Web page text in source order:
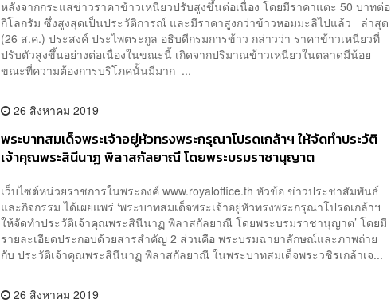
หลังจากกระแสข่าวราคาข้าวเหนียวปรับสูงขึ้นต่อเนื่อง โดยมีราคาแตะ 50 บาทต่อ
กิโลกรัม ซึ่งสูงสุดเป็นประวัติการณ์ และมีราคาสูงกว่าข้าวหอมมะลิไปแล้ว ล่าสุด
(26 ส.ค.) ประสงค์ ประไพตระกูล อธิบดีกรมการข้าว กล่าวว่า ราคาข้าวเหนียวที่
ปรับตัวสูงขึ้นอย่างต่อเนื่องในขณะนี้ เกิดจากปริมาณข้าวเหนียวในตลาดมีน้อย
ขณะที่ความต้องการบริโภคนั้นมีมาก ...
26 สิงหาคม 2019
พระบาทสมเด็จพระเจ้าอยู่หัวทรงพระกรุณาโปรดเกล้าฯ ให้จัดทำประวัติ
เจ้าคุณพระสินีนาฏ พิลาสกัลยาณี โดยพระบรมราชานุญาต
เว็บไซต์หน่วยราชการในพระองค์ www.royaloffice.th หัวข้อ ข่าวประชาสัมพันธ์
และกิจกรรม ได้เผยแพร่ ‘พระบาทสมเด็จพระเจ้าอยู่หัวทรงพระกรุณาโปรดเกล้าฯ
ให้จัดทำประวัติเจ้าคุณพระสินีนาฏ พิลาสกัลยาณี โดยพระบรมราชานุญาต’ โดยมี
รายละเอียดประกอบด้วยสารสำคัญ 2 ส่วนคือ พระบรมฉายาลักษณ์และภาพถ่าย
กับ ประวัติเจ้าคุณพระสินีนาฏ พิลาสกัลยาณี ในพระบาทสมเด็จพระวชิรเกล้าเจ...
26 สิงหาคม 2019